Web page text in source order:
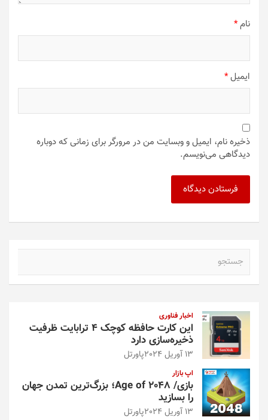
نام*
ایمیل*
ذخیره نام، ایمیل و وبسایت من در مرورگر برای زمانی که دوباره
دیدگاهی می‌نویسم.
اخبار فناوری
این کارت حافظه کوچک ۴ ترابایت ظرفیت
ذخیره‌سازی دارد
13 آوریل 2024 پاورتل
اپ بازار
بازی/ Age of 2048؛ بزرگ‌ترین تمدن جهان
را بسازید
13 آوریل 2024 پاورتل